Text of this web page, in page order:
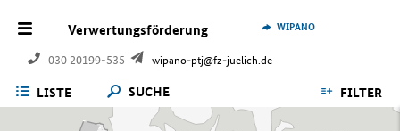
Verwertungsförderung
030 20199-535 wipano-ptj@fz-juelich.de
WIPANO
LISTE SUCHE FILTER